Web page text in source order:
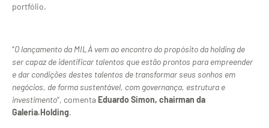
portfólio.
“O lançamento da MILÀ vem ao encontro do propósito da holding de
ser capaz de identificar talentos que estão prontos para empreender
e dar condições destes talentos de transformar seus sonhos em
negócios, de forma sustentável, com governança, estrutura e
investimento“, comenta Eduardo Simon, chairman da
Galeria.Holding.